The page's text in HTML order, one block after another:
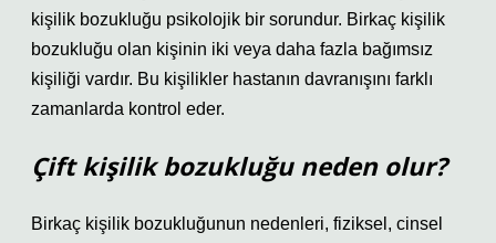
kişilik bozukluğu psikolojik bir sorundur. Birkaç kişilik
bozukluğu olan kişinin iki veya daha fazla bağımsız
kişiliği vardır. Bu kişilikler hastanın davranışını farklı
zamanlarda kontrol eder.
Çift kişilik bozukluğu neden olur?
Birkaç kişilik bozukluğunun nedenleri, fiziksel, cinsel